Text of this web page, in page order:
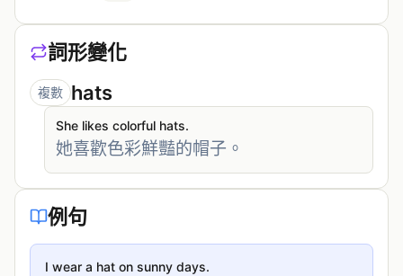
詞形變化
複數 hats
She likes colorful hats.
她喜歡色彩鮮豔的帽子。
例句
I wear a hat on sunny days.